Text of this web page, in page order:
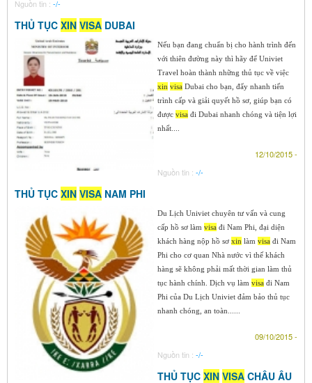
Nguồn tin : -/-
THỦ TỤC XIN VISA DUBAI
Nếu bạn đang chuẩn bị cho hành trình đến
với thiên đường này thì hãy để Univiet
Travel hoàn thành những thủ tục về việc
xin visa Dubai cho bạn, đẩy nhanh tiến
trình cấp và giải quyết hồ sơ, giúp bạn có
được visa đi Dubai nhanh chóng và tiện lợi
nhất....
12/10/2015 -
Nguồn tin : -/-
THỦ TỤC XIN VISA NAM PHI
Du Lịch Univiet chuyên tư vấn và cung
cấp hồ sơ làm visa đi Nam Phi, đại diện
khách hàng nộp hồ sơ xin làm visa đi Nam
Phi cho cơ quan Nhà nước vì thế khách
hàng sẽ không phải mất thời gian làm thủ
tục hành chính. Dịch vụ làm visa đi Nam
Phi của Du Lịch Univiet đảm bảo thủ tục
nhanh chóng, an toàn......
09/10/2015 -
Nguồn tin : -/-
THỦ TỤC XIN VISA CHÂU ÂU